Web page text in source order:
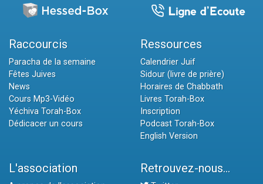
Raccourcis
Paracha de la semaine
Fêtes Juives
News
Cours Mp3-Vidéo
Yéchiva Torah-Box
Dédicacer un cours
Ressources
Calendrier Juif
Sidour (livre de prière)
Horaires de Chabbath
Livres Torah-Box
Inscription
Podcast Torah-Box
English Version
L'association Retrouvez-nous...